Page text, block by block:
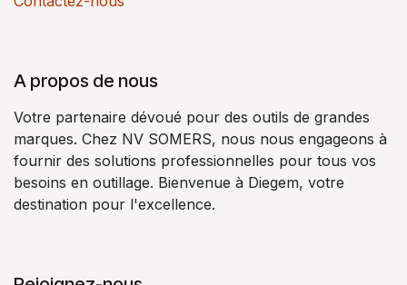
A propos de nous
Votre partenaire dévoué pour des outils de grandes
marques. Chez NV SOMERS, nous nous engageons à
fournir des solutions professionnelles pour tous vos
besoins en outillage. Bienvenue à Diegem, votre
destination pour l'excellence.